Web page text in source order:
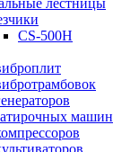
лестницы
CS-500H
машин